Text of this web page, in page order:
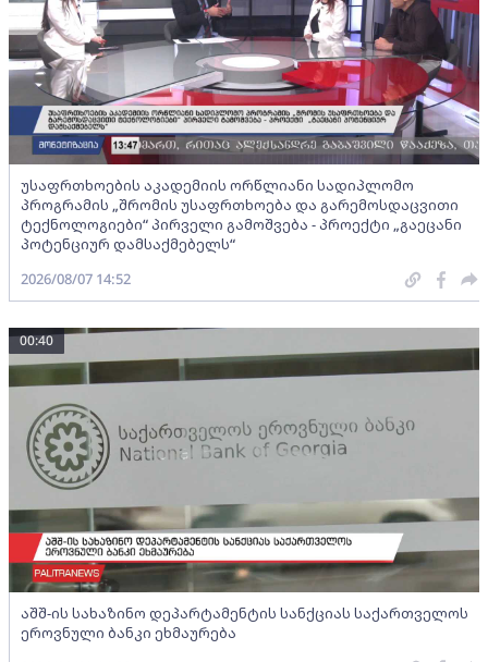
უსაფრთხოების აკადემიის ორწლიანი სადიპლომო
პროგრამის „შრომის უსაფრთხოება და გარემოსდაცვითი
ტექნოლოგიები“ პირველი გამოშვება - პროექტი „გაეცანი
პოტენციურ დამსაქმებელს“
2026/08/07 14:52
აშშ-ის სახაზინო დეპარტამენტის სანქციას საქართველოს
ეროვნული ბანკი ეხმაურება
00:40